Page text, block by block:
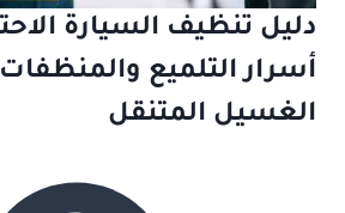
أسرار التلميع
الغسيل المتنقل